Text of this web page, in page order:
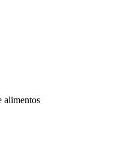
alimentos